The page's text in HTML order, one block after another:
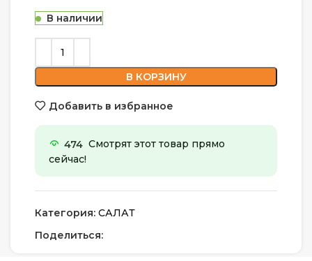
В наличии
В КОРЗИНУ
Добавить в избранное
474 Смотрят этот товар прямо
сейчас!
Категория: САЛАТ
Поделиться: